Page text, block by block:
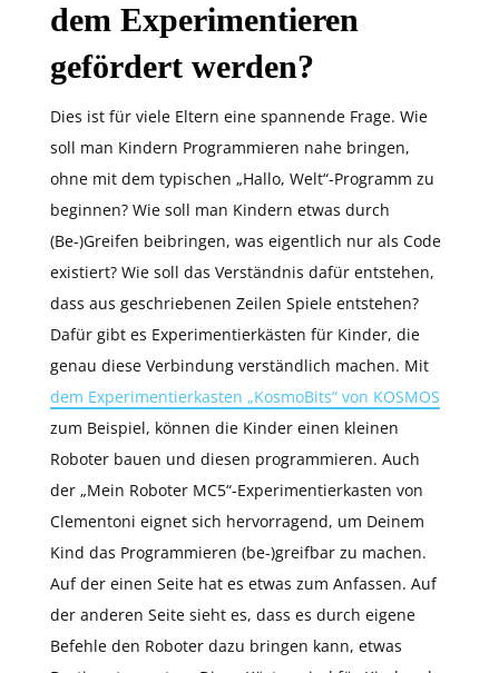
dem Experimentieren
gefördert werden?
Dies ist für viele Eltern eine spannende Frage. Wie
soll man Kindern Programmieren nahe bringen,
ohne mit dem typischen „Hallo, Welt“-Programm zu
beginnen? Wie soll man Kindern etwas durch
(Be-)Greifen beibringen, was eigentlich nur als Code
existiert? Wie soll das Verständnis dafür entstehen,
dass aus geschriebenen Zeilen Spiele entstehen?
Dafür gibt es Experimentierkästen für Kinder, die
genau diese Verbindung verständlich machen. Mit
dem Experimentierkasten „KosmoBits“ von KOSMOS
zum Beispiel, können die Kinder einen kleinen
Roboter bauen und diesen programmieren. Auch
der „Mein Roboter MC5“-Experimentierkasten von
Clementoni eignet sich hervorragend, um Deinem
Kind das Programmieren (be-)greifbar zu machen.
Auf der einen Seite hat es etwas zum Anfassen. Auf
der anderen Seite sieht es, dass es durch eigene
Befehle den Roboter dazu bringen kann, etwas